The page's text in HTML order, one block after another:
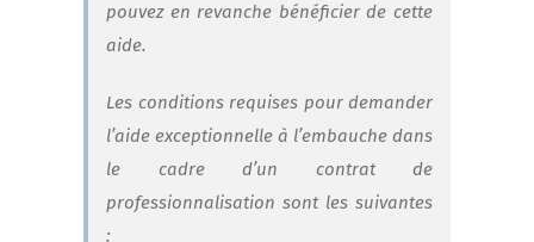
pouvez en revanche bénéficier de cette
aide.
Les conditions requises pour demander
l’aide exceptionnelle à l’embauche dans
le cadre d’un contrat de
professionnalisation sont les suivantes
: